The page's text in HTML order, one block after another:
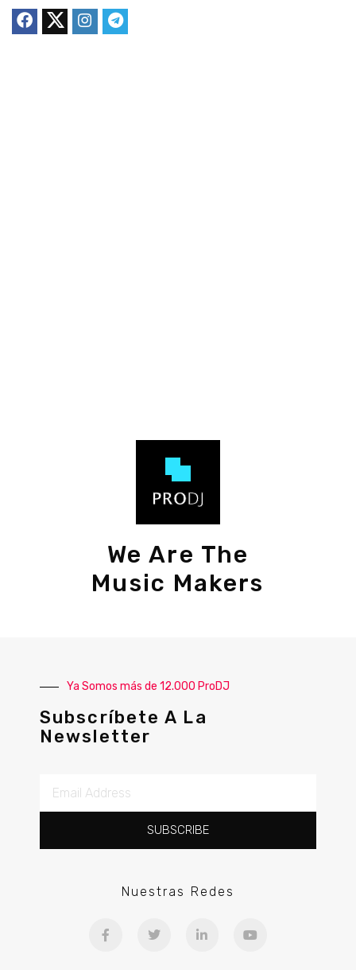
We Are The
Music Makers
Ya Somos más de 12.000 ProDJ
Subscríbete A La
Newsletter
SUBSCRIBE
Nuestras Redes